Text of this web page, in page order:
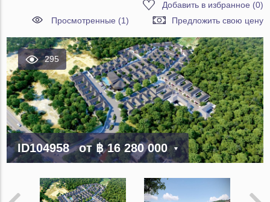
Добавить в избранное (0)
Просмотренные (1)
Предложить свою цену
295
ID104958 от฿ 16 280 000